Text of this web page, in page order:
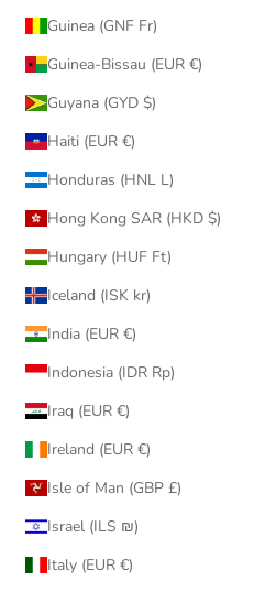
Guinea (GNF Fr)
Guinea-Bissau (EUR €)
Guyana (GYD $)
Haiti (EUR €)
Honduras (HNL L)
Hong Kong SAR (HKD $)
Hungary (HUF Ft)
Iceland (ISK kr)
India (EUR €)
Indonesia (IDR Rp)
Iraq (EUR €)
Ireland (EUR €)
Isle of Man (GBP £)
Israel (ILS ₪)
Italy (EUR €)